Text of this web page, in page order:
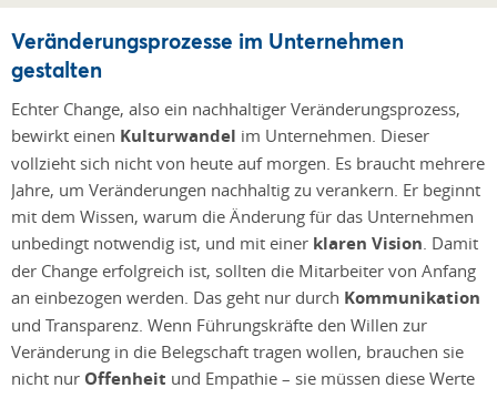
Veränderungsprozesse im Unternehmen
gestalten
Echter Change, also ein nachhaltiger Veränderungsprozess,
bewirkt einen Kulturwandel im Unternehmen. Dieser
vollzieht sich nicht von heute auf morgen. Es braucht mehrere
Jahre, um Veränderungen nachhaltig zu verankern. Er beginnt
mit dem Wissen, warum die Änderung für das Unternehmen
unbedingt notwendig ist, und mit einer klaren Vision . Damit
der Change erfolgreich ist, sollten die Mitarbeiter von Anfang
an einbezogen werden. Das geht nur durch Kommunikation
und Transparenz. Wenn Führungskräfte den Willen zur
Veränderung in die Belegschaft tragen wollen, brauchen sie
nicht nur Offenheit und Empathie – sie müssen diese Werte